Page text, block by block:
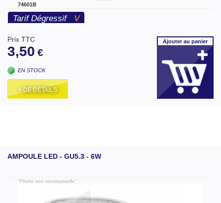
74601B
Tarif Dégressif V
Prix TTC
3,50 €
EN STOCK
+ DE DÉTAILS
Ajouterau panier
AMPOULE LED - GU5.3 - 6W
"Photo non contractuelle"